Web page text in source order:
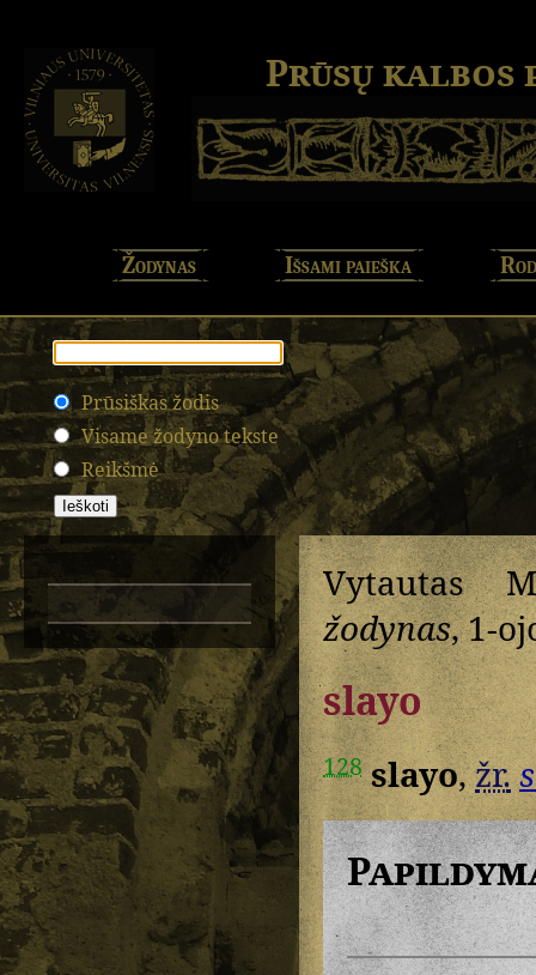
Prūsų kalbos
Žodynas Išsami paieška
Prūsiškas žodis
Visame žodyno tekste
Reikšmė
Vytautas
žodynas, 1-
slayo
128 slayo,žr.